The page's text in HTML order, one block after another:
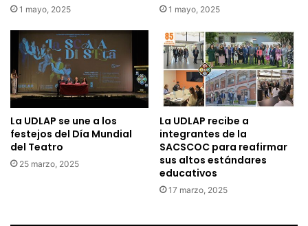
1 mayo, 2025 1 mayo, 2025
La UDLAP se une a los
festejos del Día Mundial
del Teatro
25 marzo, 2025
La UDLAP recibe a
integrantes de la
SACSCOC para reafirmar
sus altos estándares
educativos
17 marzo, 2025